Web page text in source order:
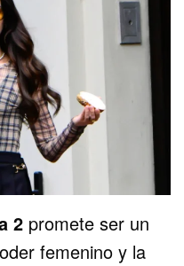
2 promete ser un
femenino y la